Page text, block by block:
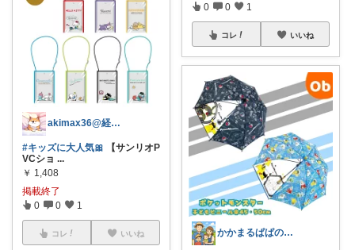
akimax36@経由購入ありがとう🥰
#キッズに大人気🎀 【サンリオP
VCショ ...
￥ 1,408
掲載終了
0 0 1
コレ いいね
0 0 1
コレ いいね
かかまるぱぱのオススメ🫢経由感謝❗